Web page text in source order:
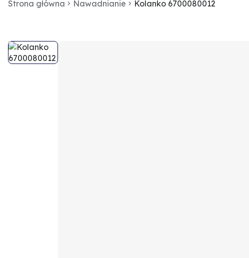
Strona główna Nawadnianie Kolanko 6700080012